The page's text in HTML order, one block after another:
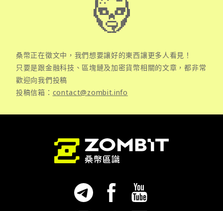
桑幣正在徵文中，我們想要讓好的東西讓更多人看見！
只要是跟金融科技、區塊鏈及加密貨幣相關的文章，都非常
歡迎向我們投稿
投稿信箱： contact@zombit.info